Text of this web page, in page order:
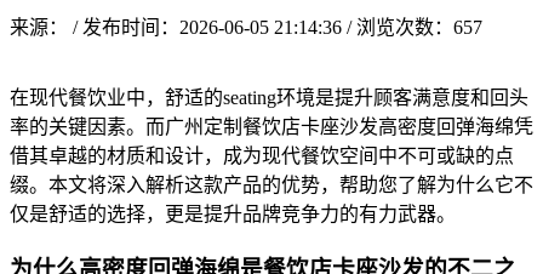
来源： / 发布时间：2026-06-05 21:14:36 / 浏览次数： 657
在现代餐饮业中，舒适的seating环境是提升顾客满意度和回头
率的关键因素。而广州定制餐饮店卡座沙发高密度回弹海绵凭
借其卓越的材质和设计，成为现代餐饮空间中不可或缺的点
缀。本文将深入解析这款产品的优势，帮助您了解为什么它不
仅是舒适的选择，更是提升品牌竞争力的有力武器。
为什么高密度回弹海绵是餐饮店卡座沙发的不二之